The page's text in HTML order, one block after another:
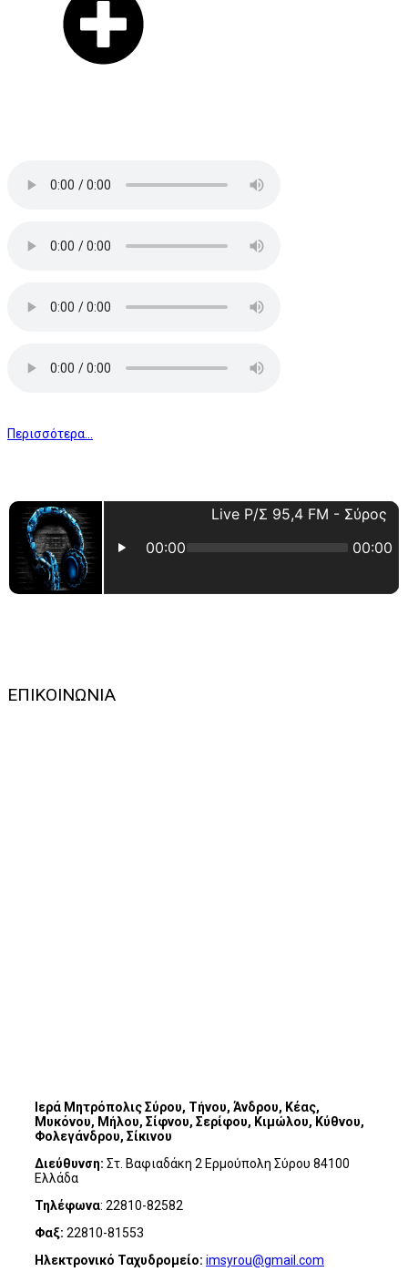
Περισσότερα...
ΕΠΙΚΟΙΝΩΝΙΑ
Ιερά Μητρόπολις Σύρου, Τήνου, Άνδρου, Κέας,
Μυκόνου, Μήλου, Σίφνου, Σερίφου, Κιμώλου, Κύθνου,
Φολεγάνδρου, Σίκινου
Διεύθυνση: Στ. Βαφιαδάκη 2 Ερμούπολη Σύρου 84100
Ελλάδα
Τηλέφωνα: 22810-82582
Φαξ: 22810-81553
Ηλεκτρονικό Ταχυδρομείο: imsyrou@gmail.com